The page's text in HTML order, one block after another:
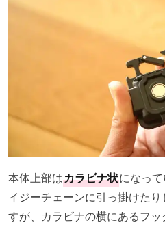
本体上部はカラビナ状になっ
イジーチェーンに引っ掛けた
すが、カラビナの横にあるフ